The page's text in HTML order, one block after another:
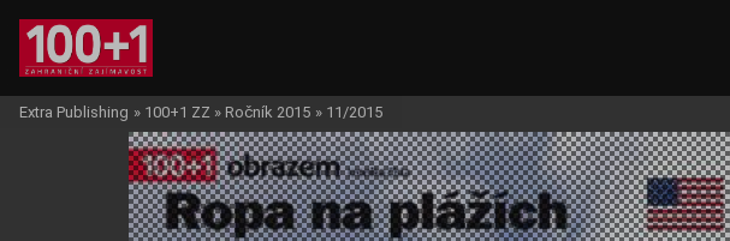
Extra Publishing » 100+1 ZZ » Ročník 2015 » 11/2015